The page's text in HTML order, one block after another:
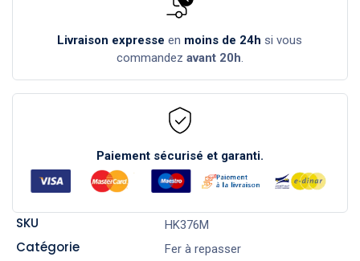
Livraison expresse en moins de 24h si vous
commandez avant 20h.
Paiement sécurisé et garanti.
SKU HK376M
Catégorie Fer à repasser